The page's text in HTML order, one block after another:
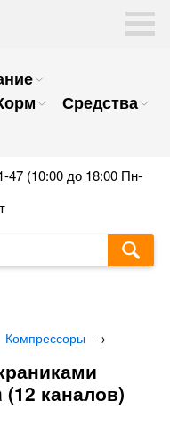
Средства
47 (10:00 до 18:00 Пн-
Компрессоры →
каналов)